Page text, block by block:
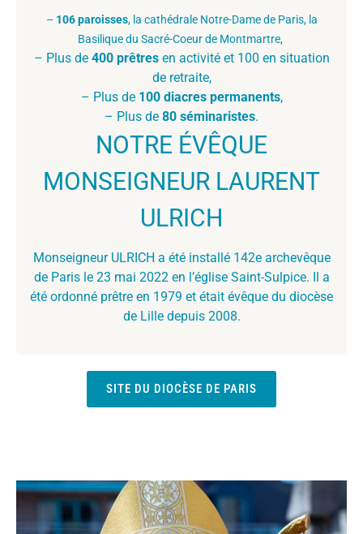
– 106 paroisses, la cathédrale Notre-Dame de Paris, la
Basilique du Sacré-Coeur de Montmartre,
– Plus de 400 prêtresen activité et 100 en situation
de retraite,
– Plus de 100 diacres permanents,
– Plus de 80 séminaristes.
NOTRE ÉVÊQUE
MONSEIGNEUR LAURENT
ULRICH
Monseigneur ULRICH a été installé 142e archevêque
de Paris le 23 mai 2022 en l’église Saint-Sulpice. Il a
été ordonné prêtre en 1979 et était évêque du diocèse
de Lille depuis 2008.
SITE DU DIOCÈSE DE PARIS